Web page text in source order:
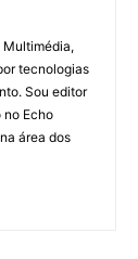
Multimédia,
tecnologias
Sou editor
Echo
área dos